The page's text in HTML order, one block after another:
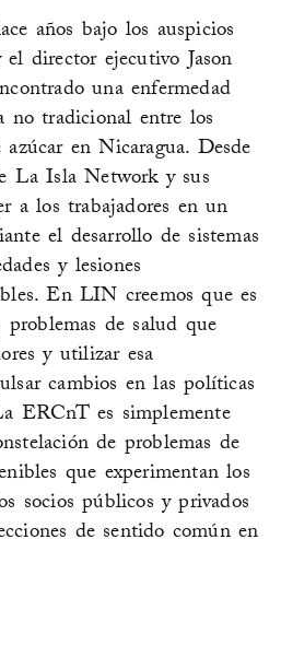
años bajo los auspicios
director ejecutivo Jason
una enfermedad
no tradicional entre los
en Nicaragua. Desde
La Isla Network y sus
a los trabajadores en un
el desarrollo de sistemas
y lesiones
En LIN creemos que es
de salud que
y utilizar esa
cambios en las políticas
ERCnT es simplemente
de problemas de
que experimentan los
socios públicos y privados
de sentido común en